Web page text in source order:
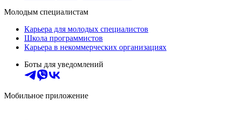
Молодым специалистам
Карьера для молодых специалистов
Школа программистов
Карьера в некоммерческих организациях
Боты для уведомлений
Мобильное приложение